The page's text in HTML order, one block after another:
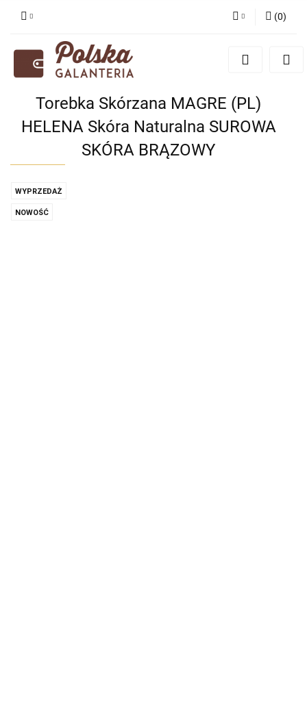
Zaloguj się
Zgody cookies
(0)
Torebka Skórzana MAGRE (PL)
HELENA Skóra Naturalna SUROWA
SKÓRA BRĄZOWY
WYPRZEDAŻ
NOWOŚĆ